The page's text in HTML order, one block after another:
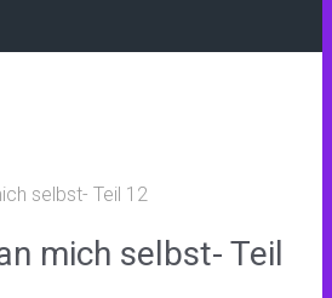
selbst- Teil 12
mich selbst- Teil